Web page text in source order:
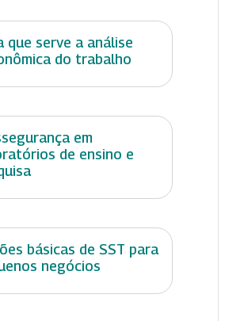
que serve a análise
do trabalho
em
de ensino e
básicas de SST para
negócios